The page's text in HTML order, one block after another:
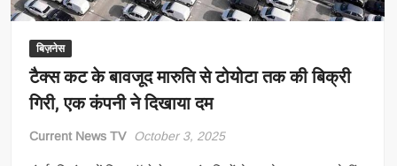
15
मारुति
बिज़नेस
टैक्स कट के बावजूद मारुति से टोयोटा तक की बिक्री
गिरी, एक कंपनी ने दिखाया दम
Current News TV October 3, 2025